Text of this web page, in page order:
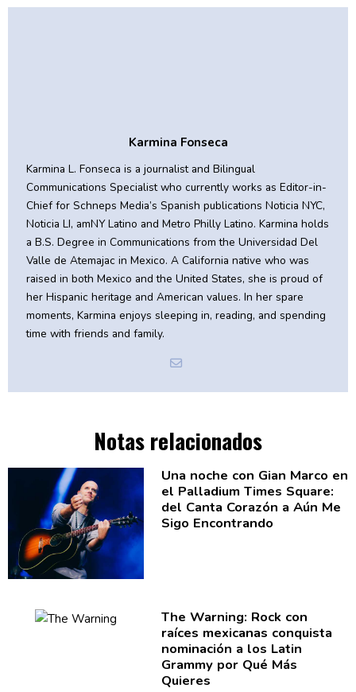
Karmina Fonseca
Karmina L. Fonseca is a journalist and Bilingual
Communications Specialist who currently works as Editor-in-
Chief for Schneps Media’s Spanish publications Noticia NYC,
Noticia LI, amNY Latino and Metro Philly Latino. Karmina holds
a B.S. Degree in Communications from the Universidad Del
Valle de Atemajac in Mexico. A California native who was
raised in both Mexico and the United States, she is proud of
her Hispanic heritage and American values. In her spare
moments, Karmina enjoys sleeping in, reading, and spending
time with friends and family.
Notas relacionados
Una noche con Gian Marco en
el Palladium Times Square:
del Canta Corazón a Aún Me
Sigo Encontrando
The Warning: Rock con
raíces mexicanas conquista
nominación a los Latin
Grammy por Qué Más
Quieres